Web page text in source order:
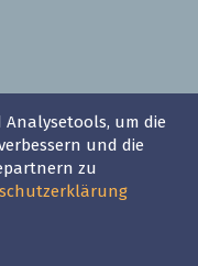
Analysetools, um die
und die
zu